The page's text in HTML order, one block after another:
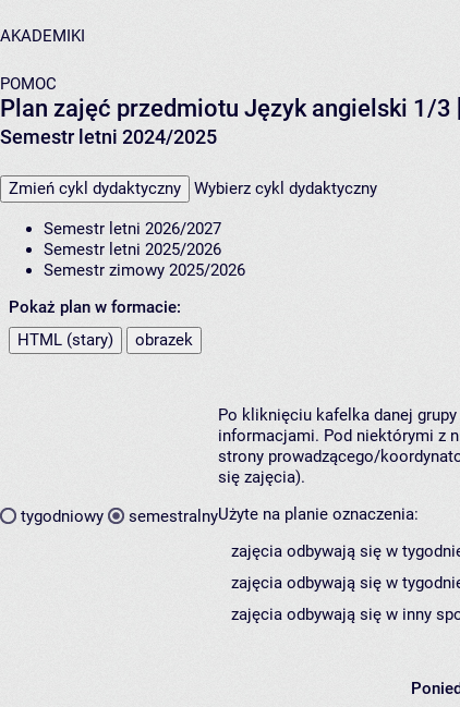
AKADEMIKI
POMOC
Plan zajęć przedmiotu Język angielski 1/
Semestr letni 2024/2025
Zmień cykl dydaktyczny Wybierz cykl dydaktyczny
Semestr letni 2026/2027
Semestr letni 2025/2026
Semestr zimowy 2025/2026
Pokaż plan w formacie:
HTML (stary)
obrazek
tygodniowy semestralny
Po kliknięciu kafelka danej
informacjami. Pod niektórymi z
strony prowadzącego/
się zajęcia).
Użyte na planie oznaczenia:
zajęcia odbywają się w
zajęcia odbywają się w
zajęcia odbywają się w inny